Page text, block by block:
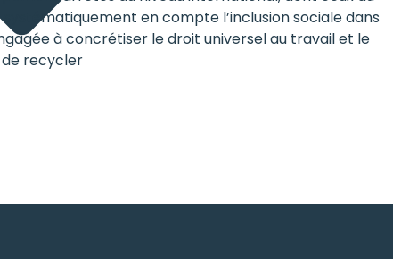
en compte l’inclusion sociale dans
à concrétiser le droit universel au travail et le
recycler